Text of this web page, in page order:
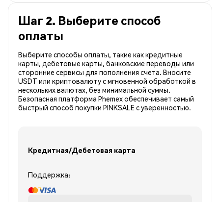
Шаг 2. Выберите способ
оплаты
Выберите способы оплаты, такие как кредитные
карты, дебетовые карты, банковские переводы или
сторонние сервисы для пополнения счета. Вносите
USDT или криптовалюту с мгновенной обработкой в
нескольких валютах, без минимальной суммы.
Безопасная платформа Phemex обеспечивает самый
быстрый способ покупки PINKSALE с уверенностью.
Кредитная/Дебетовая карта
Поддержка: